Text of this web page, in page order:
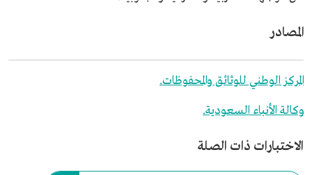
المصادر
المركز الوطني للوثائق والمحفوظات.
وكالة الأنباء السعودية.
الاختبارات ذات الصلة